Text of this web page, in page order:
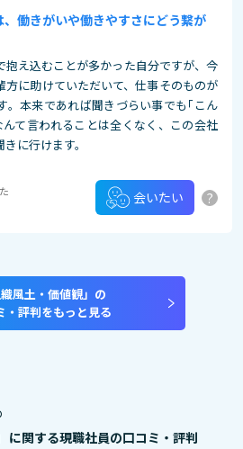
働きがいや働きやすさにどう繋が
抱え込むことが多かった自分ですが、今
方に助けていただいて、仕事そのものが
。本来であれば聞きづらい事でも｢こん
て言われることは全くなく、この会社
に行けます。
会いたい ?
織風土・価値観」の
・評判をもっと見る
に関する現職社員の口コミ・評判